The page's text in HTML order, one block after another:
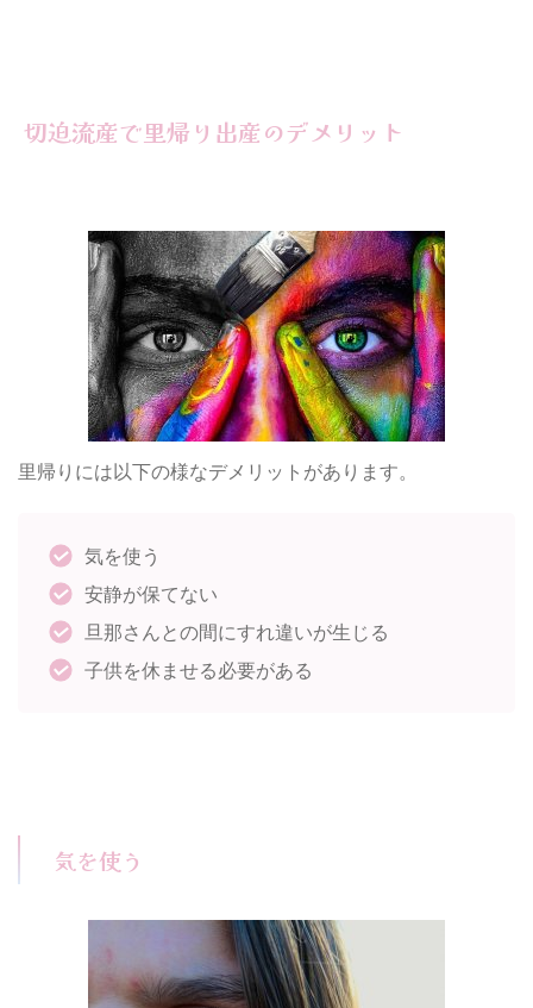
切迫流産で里帰り出産のデメリット
里帰りには以下の様なデメリットがあります。
気を使う
安静が保てない
旦那さんとの間にすれ違いが生じる
子供を休ませる必要がある
気を使う